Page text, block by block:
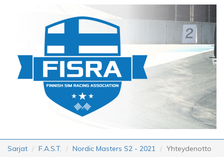
Sarjat F.A.S.T. Nordic Masters S2 - 2021 Yhteydenotto